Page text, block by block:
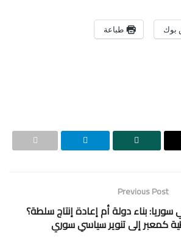
بوك طباعة
Previous Post
سوريا: بناء دولة أم إعادة إنتاج سلطة؟
كمعبر إلى تنوير سياسي سوري